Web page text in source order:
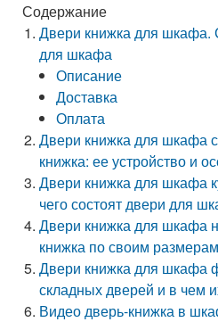
Содержание
Двери книжка для шкафа.
для шкафа
Описание
Доставка
Оплата
Двери книжка для шкафа
книжка: ее устройство и
Двери книжка для шкафа
чего состоят двери для
Двери книжка для шкафа
книжка по своим размерам
Двери книжка для шкафа
складных дверей и в чем
Видео дверь-книжка в